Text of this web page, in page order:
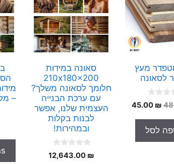
מעץ
לסאונה
המחיר
היה:
48.00 ₪.
45.00 ₪
המחיר
לסל
סאונה במידות
210x180x200
חלומך לסאונה משלך?
עם ערכת הבנייה
העצמית שלנו, אפשר
לבנות בקלות
ובמהירות!
0
o
12,643.00 ₪
–